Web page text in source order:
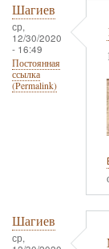
Шагиев
ср,
12/30/2020
- 16:49
Постоянная
ссылка
(Permalink)
Шагиев
ср,